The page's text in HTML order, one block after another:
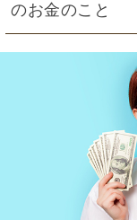
のお金のこと